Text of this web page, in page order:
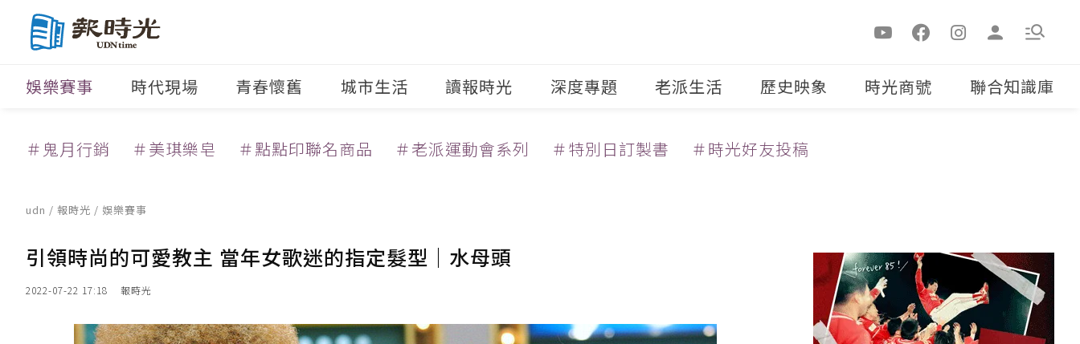
娛樂賽事 時代現場 青春懷舊 城市生活 讀報時光 深度專題 老派生活 歷史映象 時光商號 聯合知識庫
＃鬼月行銷 ＃美琪樂皂 ＃點點印聯名商品 ＃老派運動會系列 ＃特別日訂製書 ＃時光好友投稿
udn / 報時光 / 娛樂賽事
引領時尚的可愛教主 當年女歌迷的指定髮型｜水母頭
2022-07-22 17:18 報時光